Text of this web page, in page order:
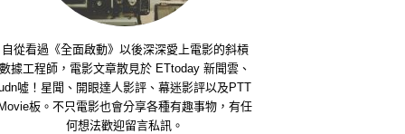
自從看過《全面啟動》以後深深愛上電影的斜槓
數據工程師，電影文章散見於 ETtoday 新聞雲、
噓！星聞、開眼達人影評、幕迷影評以及PTT
板。不只電影也會分享各種有趣事物，有任
何想法歡迎留言私訊。